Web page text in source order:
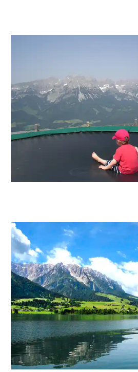
Claudiundmathias
RainerSturm